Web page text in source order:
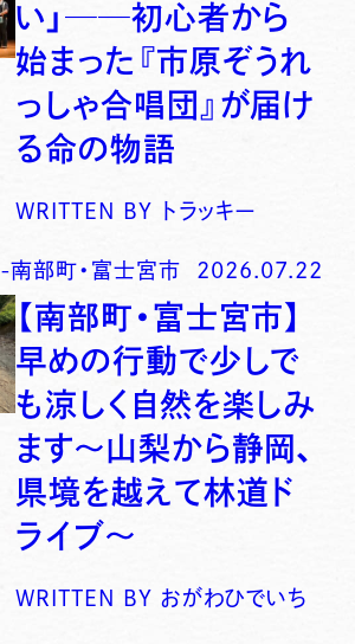
い」──初心者から
始まった『市原ぞうれ
っしゃ合唱団』が届け
る命の物語
WRITTEN BY トラッキー
-南部町・富士宮市 2026.07.22
【南部町・富士宮市】
早めの行動で少しで
も涼しく自然を楽しみ
ます〜山梨から静岡、
県境を越えて林道ド
ライブ〜
WRITTEN BY おがわひでいち